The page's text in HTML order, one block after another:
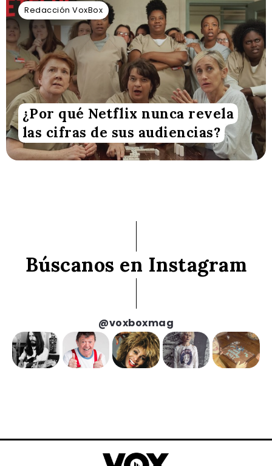
Redacción VoxBox
¿Por qué Netflix nunca revela
las cifras de sus audiencias?
Búscanos en Instagram
@voxboxmag